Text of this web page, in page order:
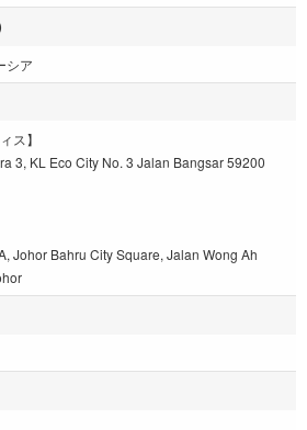
シア
ス】
3, KL Eco City No. 3 Jalan Bangsar 59200
Johor Bahru City Square, Jalan Wong Ah